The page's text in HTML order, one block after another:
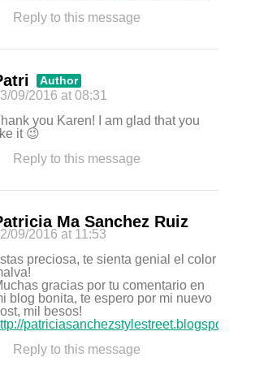
Reply to this message
Author
09/2016 at 08:31
you Karen! I am glad that you
it 😉
Reply to this message
Ma Sanchez Ruiz
09/2016 at 11:53
preciosa, te sienta genial el color
gracias por tu comentario en
blog bonita, te espero por mi nuevo
mil besos!
Reply to this message